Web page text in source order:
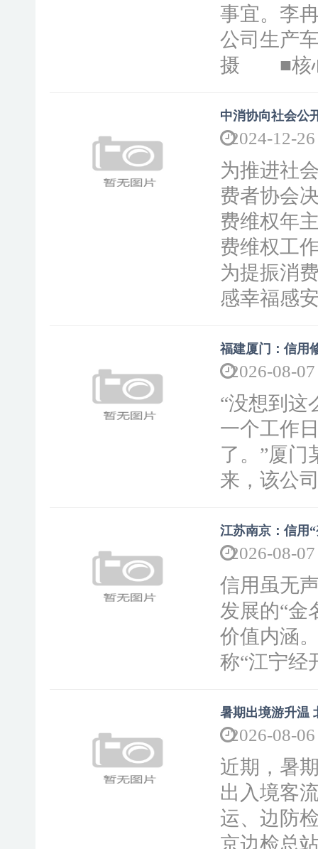
事宜。李
公司生产
摄 ■核
中消协向社会公
2024-12-26
为推进社
费者协会
费维权年
费维权工
为提振消
感幸福感
福建厦门：信用
2026-08-07
“没想到这
一个工作
了。”厦门
来，该公
江苏南京：信用
2026-08-07
信用虽无
发展的“金
价值内涵
称“江宁经
暑期出境游升温
2026-08-06
近期，暑
出入境客
运、边防
京边检总